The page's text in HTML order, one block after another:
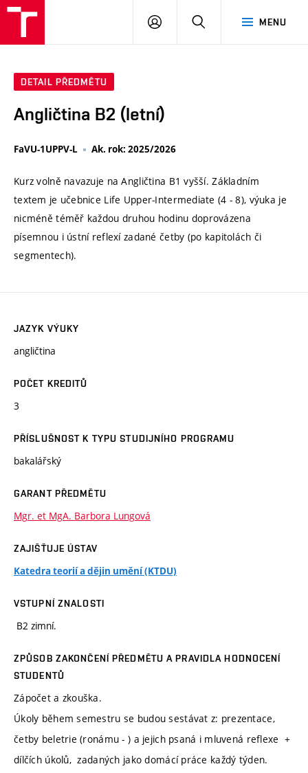
MENU
PŘIHLÁSIT
DETAIL PŘEDMĚTU
Angličtina B2 (letní)
FaVU-1UPPV-L Ak. rok: 2025/2026
Kurz volně navazuje na Angličtina B1 vyšší. Základním
textem je učebnice Life Upper-Intermediate (4 - 8), výuka je
nicméně téměř každou druhou hodinu doprovázena
písemnou i ústní reflexí zadané četby (po kapitolách či
segmentech).
JAZYK VÝUKY
angličtina
POČET KREDITŮ
3
PŘÍSLUŠNOST K TYPU STUDIJNÍHO PROGRAMU
bakalářský
GARANT PŘEDMĚTU
Mgr. et MgA. Barbora Lungová
ZAJIŠŤUJE ÚSTAV
Katedra teorií a dějin umění (KTDU)
VSTUPNÍ ZNALOSTI
B2 zimní.
ZPŮSOB ZAKONČENÍ PŘEDMĚTU A PRAVIDLA HODNOCENÍ
STUDENTŮ
Zápočet a zkouška.
Úkoly během semestru se budou sestávat z: prezentace,
četby beletrie (ronámu - ) a jejich psaná i mluvená reflexe +
dílčích úkolů, zadaných jako domácí práce každý týden.